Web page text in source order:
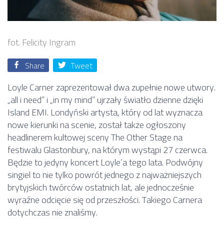
fot. Felicity Ingram
Share Tweet
Loyle Carner zaprezentował dwa zupełnie nowe utwory.
„all i need” i „in my mind” ujrzały światło dzienne dzięki
Island EMI. Londyński artysta, który od lat wyznacza
nowe kierunki na scenie, został także ogłoszony
headlinerem kultowej sceny The Other Stage na
festiwalu Glastonbury, na którym wystąpi 27 czerwca.
Będzie to jedyny koncert Loyle’a tego lata. Podwójny
singiel to nie tylko powrót jednego z najważniejszych
brytyjskich twórców ostatnich lat, ale jednocześnie
wyraźne odcięcie się od przeszłości. Takiego Carnera
dotychczas nie znaliśmy.